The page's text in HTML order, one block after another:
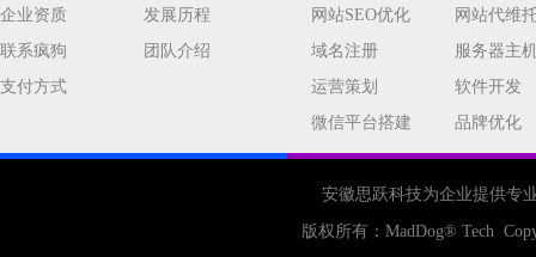
网站seo 专业
企业资质
发展历程
联系疯狗
团队介绍
支付方式
网站SEO优化
网站代维
域名注册
服务器主
运营策划
软件开发
微信平台搭建
品牌优化
安徽思跃科技为企业提供专
版权所有： MadDog® Tech